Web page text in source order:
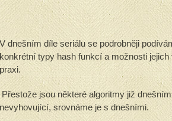
V dnešním díle seriálu se podrobněji
konkrétní typy hash funkcí a možnosti
praxi.
Přestože jsou některé algoritmy již
nevyhovující, srovnáme je s dnešními.